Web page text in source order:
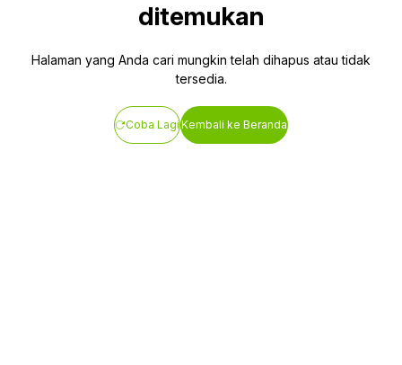
ditemukan
Halaman yang Anda cari mungkin telah dihapus atau tidak
tersedia.
Coba LagiKembali ke Beranda